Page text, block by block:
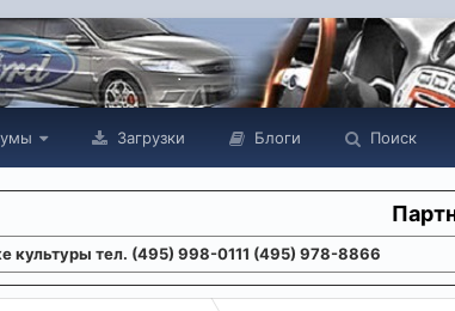
Загрузки Блоги Поиск
культуры тел. (495) 998-0111 (495) 978-8866